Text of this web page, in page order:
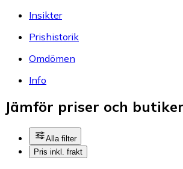
Insikter
Prishistorik
Omdömen
Info
Jämför priser och butiker
Alla filter
Pris inkl. frakt